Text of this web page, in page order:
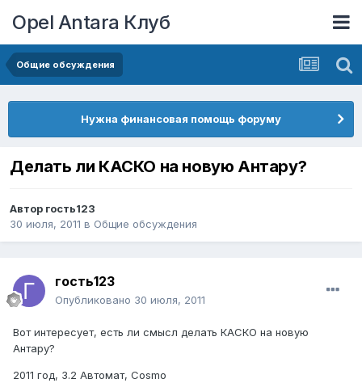
Opel Antara Клуб
Общие обсуждения
Нужна финансовая помощь форуму
Делать ли КАСКО на новую Антару?
Автор гость123
30 июля, 2011 в Общие обсуждения
гость123
Опубликовано 30 июля, 2011
Вот интересует, есть ли смысл делать КАСКО на новую
Антару?
2011 год, 3.2 Автомат, Cosmo